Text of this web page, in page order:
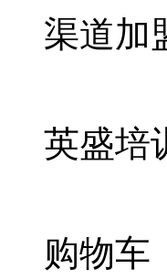
渠道加
英盛培
购物车